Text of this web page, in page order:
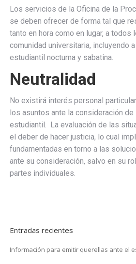
Los servicios de la Oficina de la
se deben ofrecer de forma tal que
tanto en hora como en lugar, a todos
comunidad universitaria, incluyendo
estudiantil nocturna y sabatina.
Neutralidad
No existirá interés personal
los asuntos ante la consideración de
estudiantil. La evaluación de las
el deber de hacer justicia, lo cual
fundamentadas en torno a las
ante su consideración, salvo en su
partes individuales.
Entradas recientes
Información para emitir querellas ante el